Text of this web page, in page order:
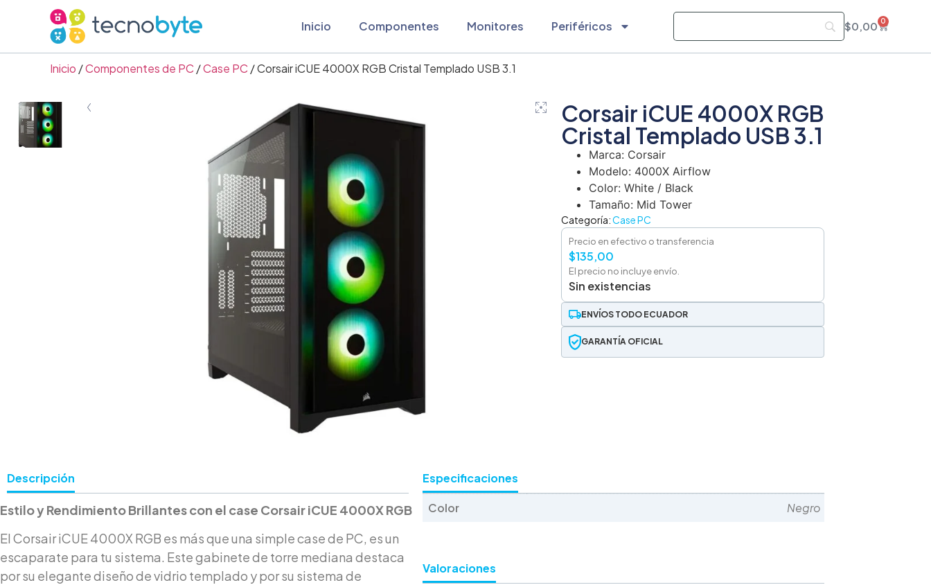
Inicio Componentes Monitores Periféricos $0,00 0
Inicio /Componentes de PC /Case PC / Corsair iCUE 4000X RGB Cristal Templado USB 3.1
Corsair iCUE 4000X RGB
Cristal Templado USB 3.1
Marca: Corsair
Modelo: 4000X Airflow
Color: White / Black
Tamaño: Mid Tower
Categoría:Case PC
Precio en efectivo o transferencia
$135,00
El precio no incluye envío.
Sin existencias
ENVÍOS TODO ECUADOR
GARANTÍA OFICIAL
Descripción
Estilo y Rendimiento Brillantes con el case Corsair iCUE 4000X RGB
El Corsair iCUE 4000X RGB es más que una simple case de PC, es un
escaparate para tu sistema. Este gabinete de torre mediana destaca
por su elegante diseño de vidrio templado y por su sistema de
Especificaciones
Color Negro
Valoraciones